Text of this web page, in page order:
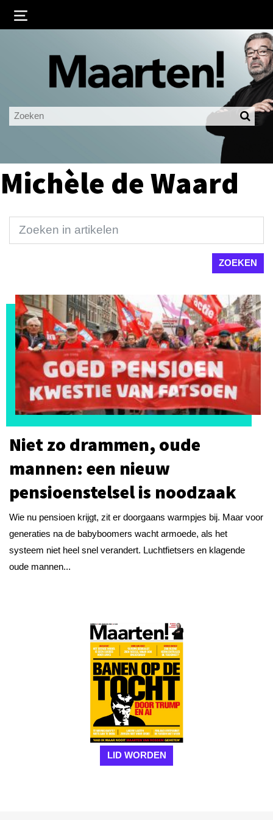
Ingelogd blijven
LOGIN
Michèle de Waard
Niet zo drammen, oude
mannen: een nieuw
pensioenstelsel is noodzaak
Wie nu pensioen krijgt, zit er doorgaans warmpjes bij. Maar voor
generaties na de babyboomers wacht armoede, als het
systeem niet heel snel verandert. Luchtfietsers en klagende
oude mannen...
LID WORDEN